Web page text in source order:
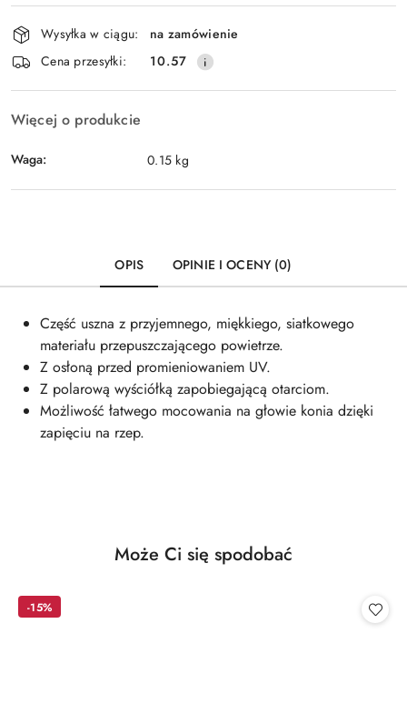
Dostępność
i
dostawa
Wysyłka w ciągu:
na zamówienie
Cena przesyłki:
10.57
Więcej o produkcie
Waga: 0.15 kg
OPIS OPINIE I OCENY (0)
Część uszna z przyjemnego, miękkiego, siatkowego
materiału przepuszczającego powietrze.
Z osłoną przed promieniowaniem UV.
Z polarową wyściółką zapobiegającą otarciom.
Możliwość łatwego mocowania na głowie konia dzięki
zapięciu na rzep.
Pomiń karuzelę produktów
Produkty
Może Ci się spodobać
-15%